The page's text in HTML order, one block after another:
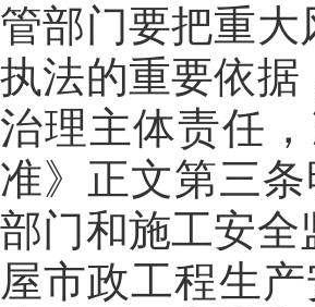
管部门要把重
执法的重要依
治理主体责任
准》正文第三
部门和施工安
屋市政工程生